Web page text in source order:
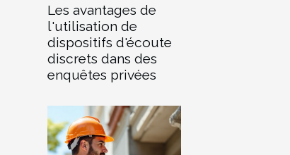
Les avantages de
l'utilisation de
dispositifs d'écoute
discrets dans des
enquêtes privées